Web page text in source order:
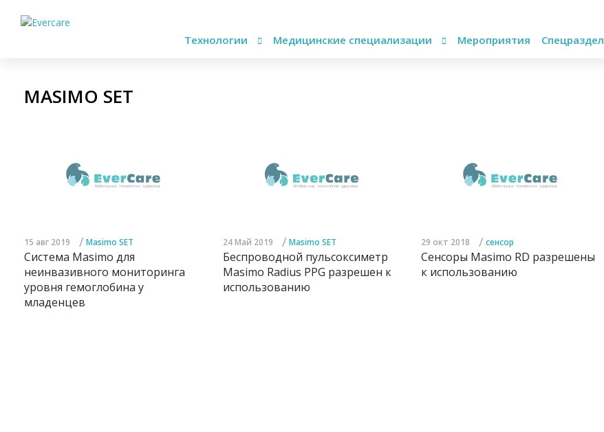
Технологии Медицинские специализации Мероприятия Спецраздел
MASIMO SET
15 авг 2019 / Masimo SET
Система Masimo для
неинвазивного мониторинга
уровня гемоглобина у
младенцев
24 Май 2019 / Masimo SET
Беспроводной пульсоксиметр
Masimo Radius PPG разрешен к
использованию
29 окт 2018 / сенсор
Сенсоры Masimo RD разрешены
к использованию